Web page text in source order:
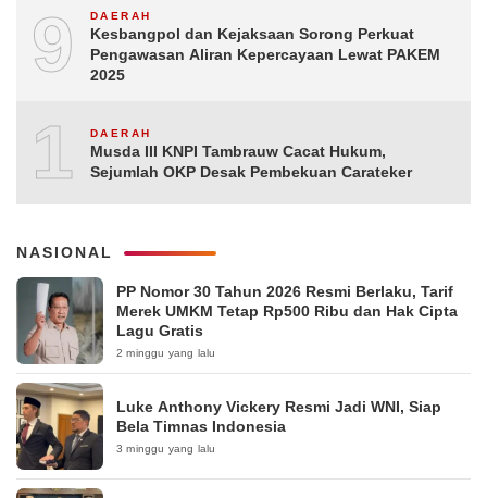
9 DAERAH
Kesbangpol dan Kejaksaan Sorong Perkuat
Pengawasan Aliran Kepercayaan Lewat PAKEM
2025
10DAERAH
Musda III KNPI Tambrauw Cacat Hukum,
Sejumlah OKP Desak Pembekuan Carateker
NASIONAL
PP Nomor 30 Tahun 2026 Resmi Berlaku, Tarif
Merek UMKM Tetap Rp500 Ribu dan Hak Cipta
Lagu Gratis
2 minggu yang lalu
Luke Anthony Vickery Resmi Jadi WNI, Siap
Bela Timnas Indonesia
3 minggu yang lalu